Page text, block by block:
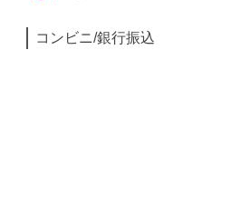
コンビニ/銀行振込